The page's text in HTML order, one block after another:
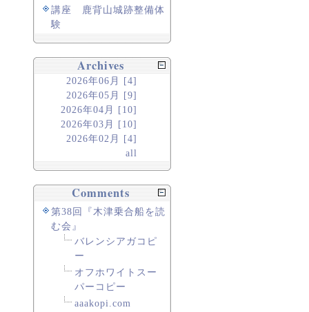
講座 鹿背山城跡整備体
験
Archives
2026年06月 [4]
2026年05月 [9]
2026年04月 [10]
2026年03月 [10]
2026年02月 [4]
all
Comments
第38回『木津乗合船を読
む会』
バレンシアガコピ
ー
オフホワイトスー
パーコピー
aaakopi.com